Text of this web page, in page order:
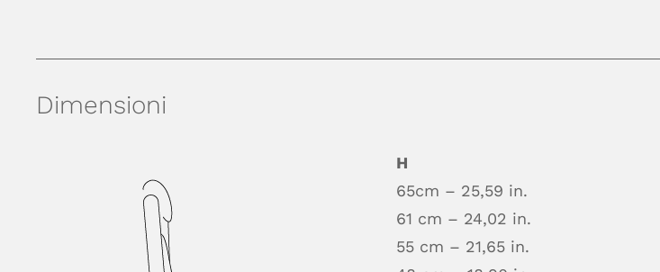
Dimensioni
H
65cm – 25,59 in.
61 cm – 24,02 in.
55 cm – 21,65 in.